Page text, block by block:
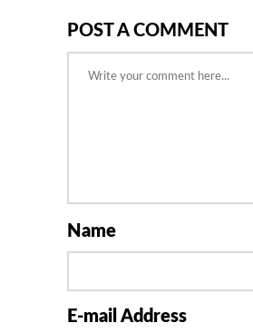
POST A COMMENT
Name
E-mail Address